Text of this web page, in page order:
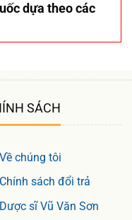
dựa theo các
SÁCH
Về chúng tôi
Chính sách đổi trả
Dược sĩ Vũ Văn Sơn